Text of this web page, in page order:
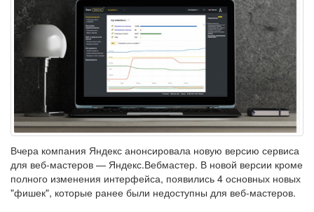
Вчера компания Яндекс анонсировала новую версию сервиса
для веб-мастеров — Яндекс.Вебмастер. В новой версии кроме
полного изменения интерфейса, появились 4 основных новых
"фишек", которые ранее были недоступны для веб-мастеров.